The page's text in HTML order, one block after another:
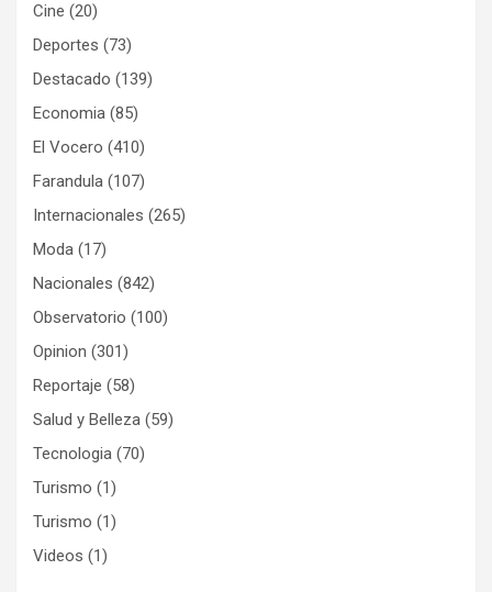
Cine (20)
Deportes (73)
Destacado (139)
Economia (85)
El Vocero (410)
Farandula (107)
Internacionales (265)
Moda (17)
Nacionales (842)
Observatorio (100)
Opinion (301)
Reportaje (58)
Salud y Belleza (59)
Tecnologia (70)
Turismo (1)
Turismo (1)
Videos (1)